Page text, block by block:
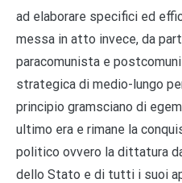
ad elaborare specifici ed
messa in atto invece, da
paracomunista e
strategica di medio-lungo
principio gramsciano di
ultimo era e rimane la
politico ovvero la dittatura
dello Stato e di tutti i suoi